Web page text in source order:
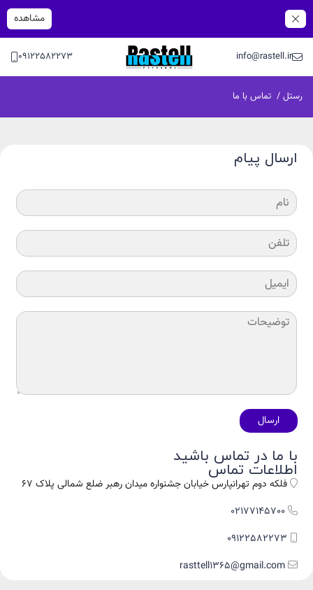
مشاهده
info@rastell.ir
09122582273
رستل / تماس با ما
ارسال پیام
ارسال
با ما در تماس باشید
اطلاعات تماس
فلکه دوم تهرانپارس خیابان جشنواره میدان رهبر ضلع شمالی پلاک 67
02177145700
09122582273
rasttell1365@gmail.com